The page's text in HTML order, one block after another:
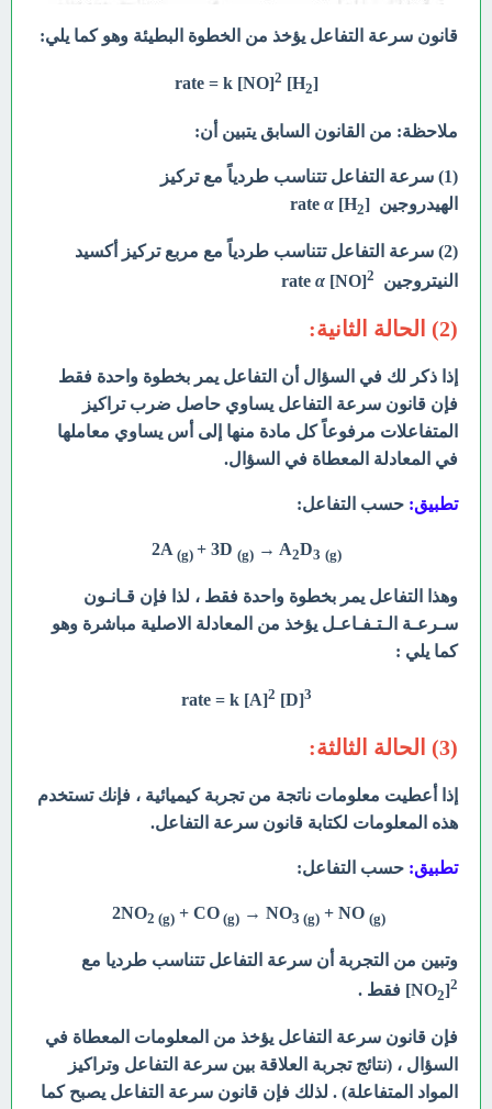
قانون سرعة التفاعل يؤخذ من الخطوة البطيئة وهو كما يلي:
rate = k [NO]2 [H2]
ملاحظة: من القانون السابق يتبين أن:
(1) سرعة التفاعل تتناسب طردياً مع تركيز
الهيدروجين
rate α [H2]
(2) سرعة التفاعل تتناسب طردياً مع مربع تركيز
أكسيد
النيتروجين rate
α [NO]2
(2) الحالة الثانية:
إذا ذكر لك في السؤال أن التفاعل يمر بخطوة واحدة فقط
فإن قانون سرعة التفاعل يساوي حاصل ضرب تراكيز
المتفاعلات مرفوعاً كل مادة منها إلى أس يساوي معاملها
في المعادلة المعطاة في السؤال.
تطبيق: حسب التفاعل:
2A (g) + 3D (g)→ A2D3 (g)
وهذا التفاعل يمر بخطوة واحدة فقط ، لذا فإن قـانـون
سـرعـة الـتـفـاعـل يؤخذ من المعادلة الاصلية مباشرة وهو
كما يلي :
rate = k [A]2 [D]3
(3) الحالة الثالثة:
إذا أعطيت معلومات ناتجة من تجربة كيميائية ، فإنك تستخدم
هذه المعلومات لكتابة قانون سرعة التفاعل.
تطبيق: حسب التفاعل:
2NO2 (g)+ CO(g) → NO3 (g)+ NO (g)
وتبين من التجربة أن سرعة التفاعل تتناسب طرديا مع
2
[NO
2 ] فقط .
فإن قانون سرعة التفاعل يؤخذ من المعلومات المعطاة في
السؤال ، (نتائج تجربة العلاقة بين سرعة التفاعل وتراكيز
المواد المتفاعلة) . لذلك فإن قانون سرعة التفاعل يصبح كما